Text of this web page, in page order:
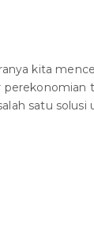
kita
satu